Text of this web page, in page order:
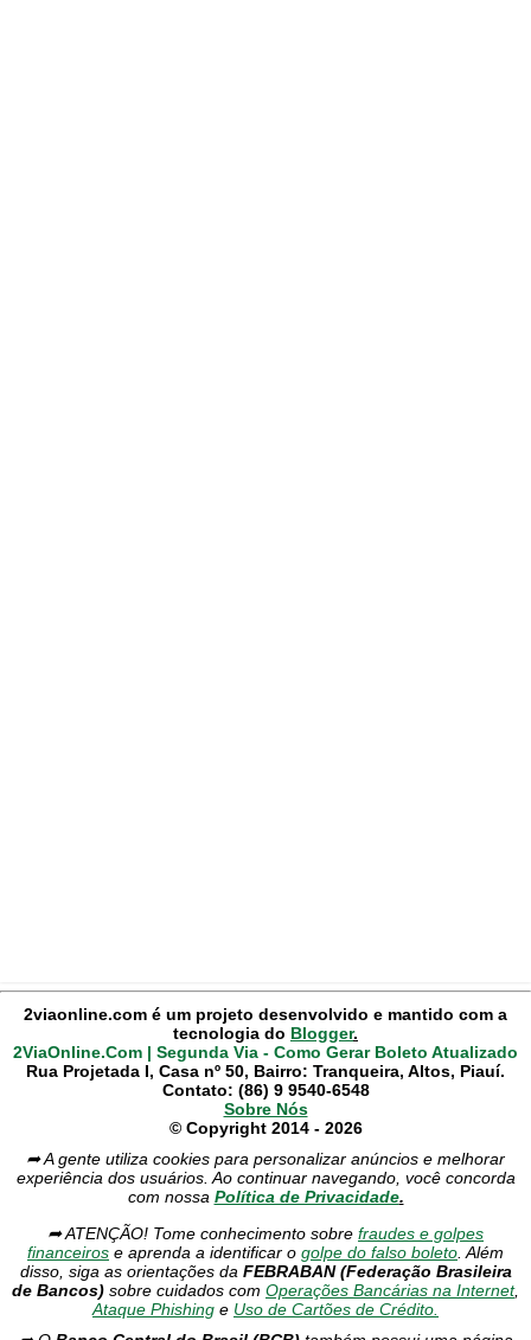
2viaonline.com é um projeto desenvolvido e mantido com a
tecnologia do Blogger.
2ViaOnline.Com | Segunda Via - Como Gerar Boleto Atualizado
Rua Projetada I, Casa nº 50, Bairro: Tranqueira, Altos, Piauí.
Contato: (86) 9 9540-6548
Sobre Nós
© Copyright 2014 - 2026
➦ A gente utiliza cookies para personalizar anúncios e melhorar
experiência dos usuários. Ao continuar navegando, você concorda
com nossa Política de Privacidade.
➦ ATENÇÃO! Tome conhecimento sobre fraudes e golpes
financeiros e aprenda a identificar o golpe do falso boleto . Além
disso, siga as orientações da FEBRABAN (Federação Brasileira
de Bancos) sobre cuidados com Operações Bancárias na Internet,
Ataque Phishing e Uso de Cartões de Crédito.